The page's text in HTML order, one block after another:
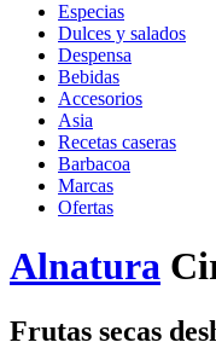
Especias
Dulces y salados
Despensa
Bebidas
Accesorios
Asia
Recetas caseras
Barbacoa
Marcas
Ofertas
Alnatura
Frutas secas